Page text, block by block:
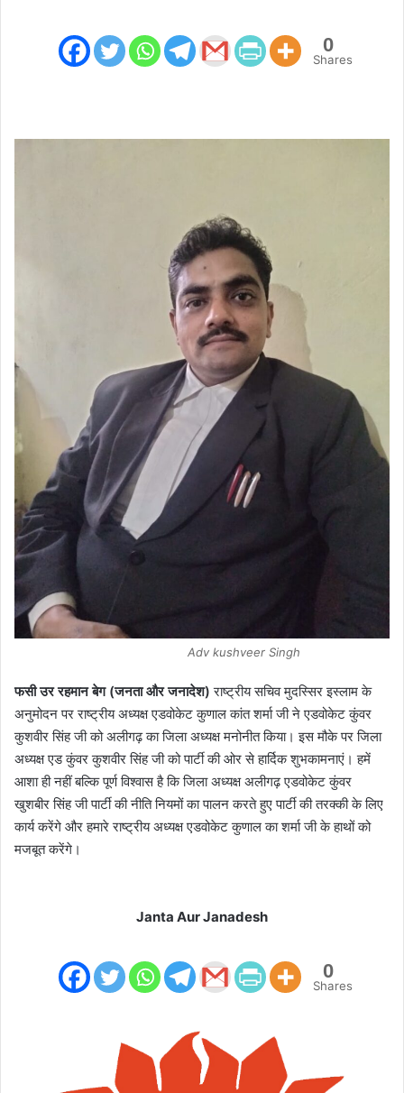
0
Shares
Adv kushveer Singh
फसी उर रहमान बेग (जनता और जनादेश) राष्ट्रीय सचिव मुदस्सिर इस्लाम के
अनुमोदन पर राष्ट्रीय अध्यक्ष एडवोकेट कुणाल कांत शर्मा जी ने एडवोकेट कुंवर
कुशवीर सिंह जी को अलीगढ़ का जिला अध्यक्ष मनोनीत किया। इस मौके पर जिला
अध्यक्ष एड कुंवर कुशवीर सिंह जी को पार्टी की ओर से हार्दिक शुभकामनाएं। हमें
आशा ही नहीं बल्कि पूर्ण विश्वास है कि जिला अध्यक्ष अलीगढ़ एडवोकेट कुंवर
खुशबीर सिंह जी पार्टी की नीति नियमों का पालन करते हुए पार्टी की तरक्की के लिए
कार्य करेंगे और हमारे राष्ट्रीय अध्यक्ष एडवोकेट कुणाल का शर्मा जी के हाथों को
मजबूत करेंगे।
Janta Aur Janadesh
0
Shares